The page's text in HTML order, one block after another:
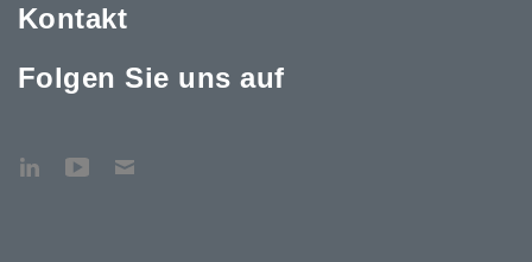
Kontakt
Folgen Sie uns auf